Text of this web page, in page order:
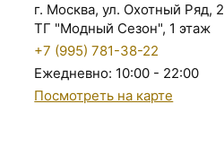
г. Москва, ул. Охотный Ряд, 2
ТГ "Модный Сезон", 1 этаж
+7 (995) 781-38-22
Ежедневно: 10:00 - 22:00
Посмотреть на карте